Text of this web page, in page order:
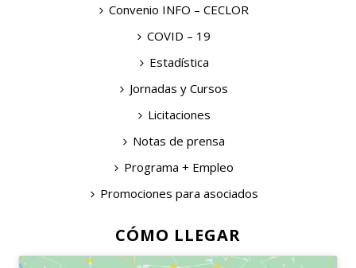
Convenio INFO – CECLOR
COVID – 19
Estadística
Jornadas y Cursos
Licitaciones
Notas de prensa
Programa + Empleo
Promociones para asociados
CÓMO LLEGAR